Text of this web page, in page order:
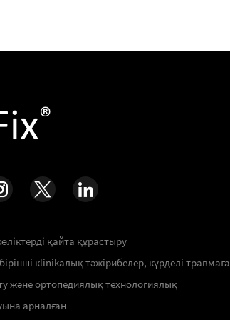
қайта құрастыру
кlinikалық тәжірибелер, күрделі травмаға
және ортопедиялық технологиялық
арналған